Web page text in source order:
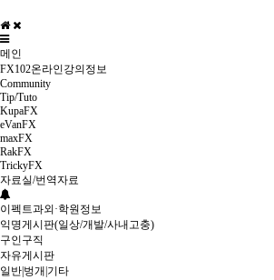
메인
FX102온라인강의정보
Community
Tip/Tuto
KupaFX
eVanFX
maxFX
RakFX
TrickyFX
자료실/번역자료
이펙트과외·학원정보
익명게시판(일상/개발/사내고충)
구인구직
자유게시판
일반|벙개|기타